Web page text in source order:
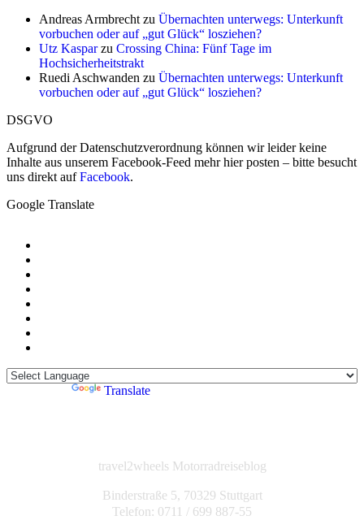
Andreas Armbrecht zu Übernachten unterwegs: Unterkunft
vorbuchen oder auf „gut Glück“ losziehen?
Utz Kasparzu Crossing China: Fünf Tage im
Hochsicherheitstrakt
Ruedi Aschwanden zu Übernachten unterwegs: Unterkunft
vorbuchen oder auf „gut Glück“ losziehen?
DSGVO
Aufgrund der Datenschutzverordnung können wir leider keine
Inhalte aus unserem Facebook-Feed mehr hier posten – bitte besucht
uns direkt aufFacebook.
Google Translate
Translate
travel2wheels Motorradreiseblog
Binderstraße 5, 70329 Stuttgart
Telefon: 0711 / 699 887-55